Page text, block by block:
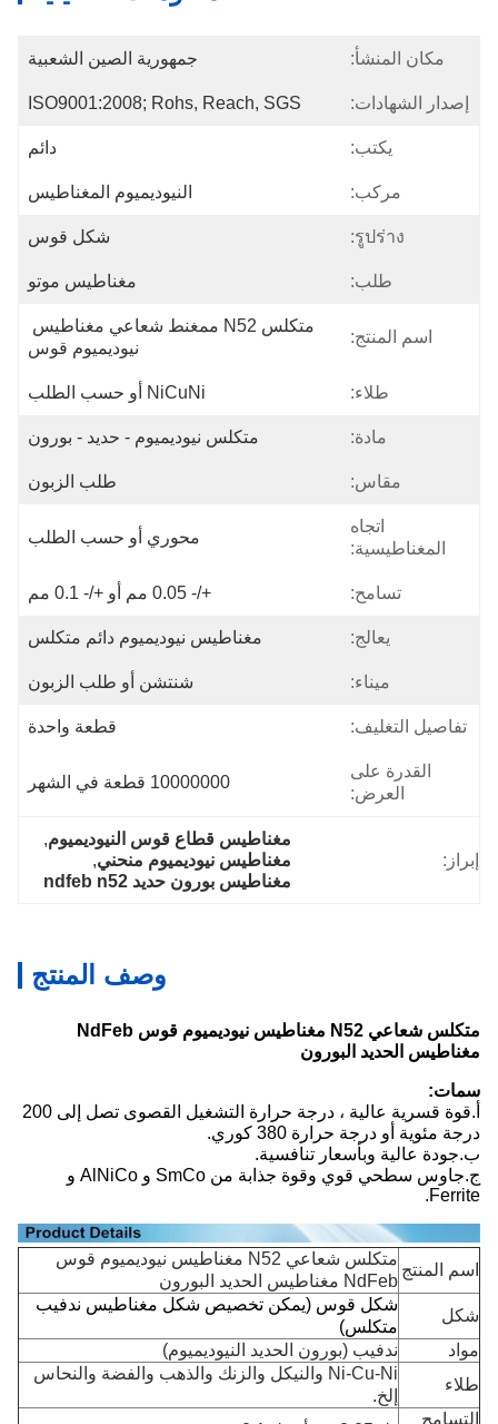
مكان المنشأ: جمهورية الصين الشعبية
إصدار الشهادات: ISO9001:2008; Rohs, Reach, SGS
يكتب: دائم
مركب: النيوديميوم المغناطيس
รูปร่าง: شكل قوس
طلب: مغناطيس موتو
اسم المنتج:
نيوديميوم قوس
طلاء: NiCuNi أو حسب الطلب
مادة: متكلس نيوديميوم - حديد - بورون
مقاس: طلب الزبون
اتجاه
المغناطيسية:
محوري أو حسب الطلب
تسامح: +/- 0.05 مم أو +/- 0.1 مم
يعالج: مغناطيس نيوديميوم دائم متكلس
ميناء: شنتشن أو طلب الزبون
تفاصيل التغليف: قطعة واحدة
القدرة على
العرض:
10000000 قطعة في الشهر
إبراز:
مغناطيس قطاع قوس النيوديميوم,
مغناطيس نيوديميوم منحني ,
مغناطيس بورون حديد ndfeb n52
وصف المنتج
متكلس شعاعي N52 مغناطيس نيوديميوم قوس NdFeb
مغناطيس الحديد البورون
سمات:
أ.قوة قسرية عالية ، درجة حرارة التشغيل القصوى تصل إلى 200
درجة مئوية أو درجة حرارة 380 كوري.
ب.جودة عالية وبأسعار تنافسية.
ج.جاوس سطحي قوي وقوة جذابة من SmCo و AlNiCo و
Ferrite.
اسم المنتج
متكلس شعاعي N52 مغناطيس نيوديميوم قوس
NdFeb مغناطيس الحديد البورون
شكل
شكل قوس (يمكن تخصيص شكل مغناطيس ندفيب
متكلس)
مواد
ندفيب (بورون الحديد النيوديميوم)
طلاء
Ni-Cu-Ni والنيكل والزنك والذهب والفضة والنحاس
إلخ.
التسامح